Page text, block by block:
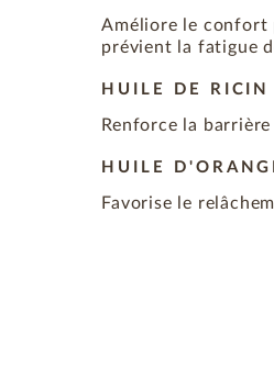
Améliore le confort
prévient la fatigue
HUILE DE RICIN
Renforce la
HUILE
Favorise le